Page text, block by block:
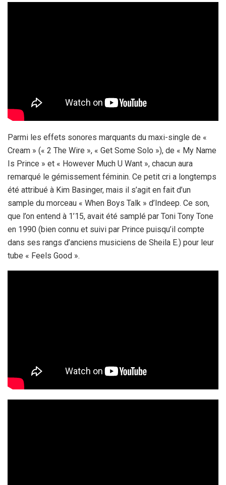
Parmi les effets sonores marquants du maxi-single de «
Cream » (« 2 The Wire », « Get Some Solo »), de « My Name
Is Prince » et « However Much U Want », chacun aura
remarqué le gémissement féminin. Ce petit cri a longtemps
été attribué à Kim Basinger, mais il s’agit en fait d’un
sample du morceau « When Boys Talk » d’Indeep. Ce son,
que l’on entend à 1’15, avait été samplé par Toni Tony Tone
en 1990 (bien connu et suivi par Prince puisqu’il compte
dans ses rangs d’anciens musiciens de Sheila E.) pour leur
tube « Feels Good ».